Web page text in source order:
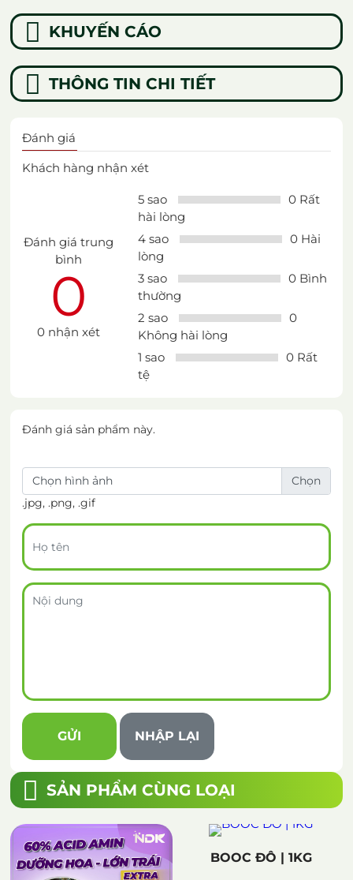
KHUYẾN CÁO
THÔNG TIN CHI TIẾT
Đánh giá
Khách hàng nhận xét
Đánh giá trung
bình
0
0 nhận xét
5 sao
0 Rất
hài lòng
4 sao
0 Hài
lòng
3 sao
0 Bình
thường
2 sao
0
Không hài lòng
1 sao
0 Rất
tệ
Đánh giá sản phẩm này.
Chọn hình ảnh
.jpg, .png, .gif
SẢN PHẨM CÙNG LOẠI
BOOC ĐÔ | 1KG